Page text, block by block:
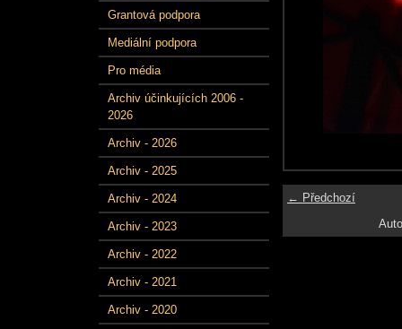
Grantová podpora
Mediální podpora
Pro média
Archiv účinkujících 2006 -
2026
Archiv - 2026
Archiv - 2025
Archiv - 2024
Archiv - 2023
Archiv - 2022
Archiv - 2021
Archiv - 2020
← Předchozí